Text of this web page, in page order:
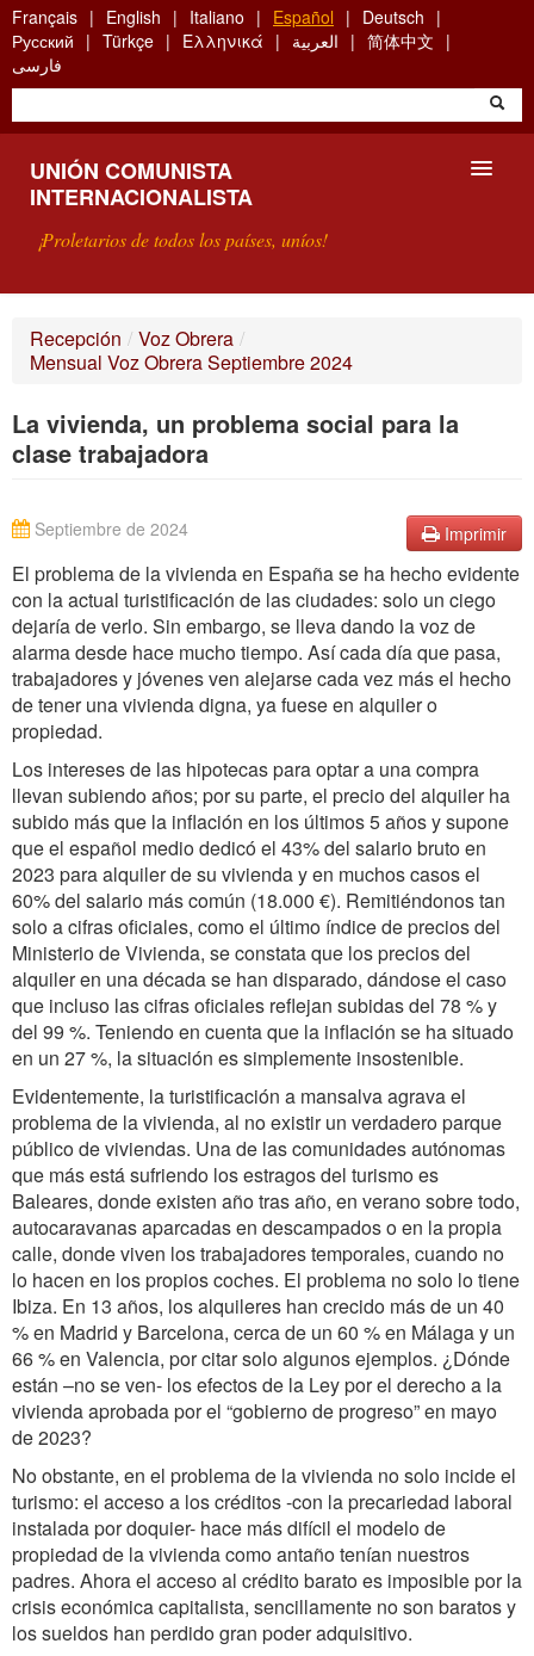
Skip
to
main
content
Français English Italiano Español
Deutsch
Русский
Türkçe Ελληνικά العربية
简体中文
فارسی
UNIÓN COMUNISTA
INTERNACIONALISTA
¡Proletarios de todos los países, uníos!
¿QUÉ ES LA UCI?
BÚSQUEDA
CONTACTARNOS
Recepción / Voz Obrera /
Mensual Voz Obrera Septiembre 2024
La vivienda, un problema social para la
clase trabajadora
Imprimir
Septiembre de 2024
El problema de la vivienda en España se ha hecho evidente
con la actual turistificación de las ciudades: solo un ciego
dejaría de verlo. Sin embargo, se lleva dando la voz de
alarma desde hace mucho tiempo. Así cada día que pasa,
trabajadores y jóvenes ven alejarse cada vez más el hecho
de tener una vivienda digna, ya fuese en alquiler o
propiedad.
Los intereses de las hipotecas para optar a una compra
llevan subiendo años; por su parte, el precio del alquiler ha
subido más que la inflación en los últimos 5 años y supone
que el español medio dedicó el 43% del salario bruto en
2023 para alquiler de su vivienda y en muchos casos el
60% del salario más común (18.000 €). Remitiéndonos tan
solo a cifras oficiales, como el último índice de precios del
Ministerio de Vivienda, se constata que los precios del
alquiler en una década se han disparado, dándose el caso
que incluso las cifras oficiales reflejan subidas del 78 % y
del 99 %. Teniendo en cuenta que la inflación se ha situado
en un 27 %, la situación es simplemente insostenible.
Evidentemente, la turistificación a mansalva agrava el
problema de la vivienda, al no existir un verdadero parque
público de viviendas. Una de las comunidades autónomas
que más está sufriendo los estragos del turismo es
Baleares, donde existen año tras año, en verano sobre todo,
autocaravanas aparcadas en descampados o en la propia
calle, donde viven los trabajadores temporales, cuando no
lo hacen en los propios coches. El problema no solo lo tiene
Ibiza. En 13 años, los alquileres han crecido más de un 40
% en Madrid y Barcelona, cerca de un 60 % en Málaga y un
66 % en Valencia, por citar solo algunos ejemplos. ¿Dónde
están –no se ven- los efectos de la Ley por el derecho a la
vivienda aprobada por el “gobierno de progreso” en mayo
de 2023?
No obstante, en el problema de la vivienda no solo incide el
turismo: el acceso a los créditos -con la precariedad laboral
instalada por doquier- hace más difícil el modelo de
propiedad de la vivienda como antaño tenían nuestros
padres. Ahora el acceso al crédito barato es imposible por la
crisis económica capitalista, sencillamente no son baratos y
los sueldos han perdido gran poder adquisitivo.